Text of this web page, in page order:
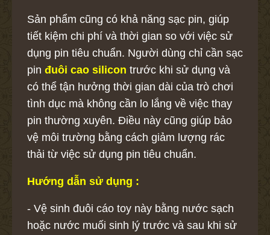
Sản phẩm cũng có khả năng sạc pin, giúp
tiết kiệm chi phí và thời gian so với việc sử
dụng pin tiêu chuẩn. Người dùng chỉ cần sạc
pin đuôi cao silicon trước khi sử dụng và
có thể tận hưởng thời gian dài của trò chơi
tình dục mà không cần lo lắng về việc thay
pin thường xuyên. Điều này cũng giúp bảo
vệ môi trường bằng cách giảm lượng rác
thải từ việc sử dụng pin tiêu chuẩn.
Hướng dẫn sử dụng :
- Vệ sinh đuôi cáo toy này bằng nước sạch
hoặc nước muối sinh lý trước và sau khi sử